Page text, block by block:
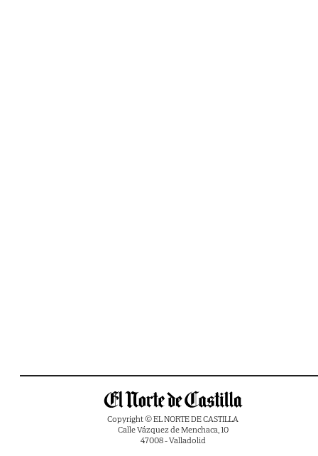
Copyright © EL NORTE DE CASTILLA
Calle Vázquez de Menchaca, 10
47008 - Valladolid